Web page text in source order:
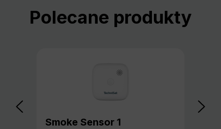
Pomiń galerię produktów
Polecane produkty
Smoke Sensor 1